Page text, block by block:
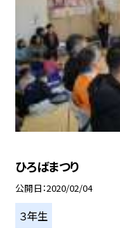
ひろばまつり
公開日 2020/02/04
３年生